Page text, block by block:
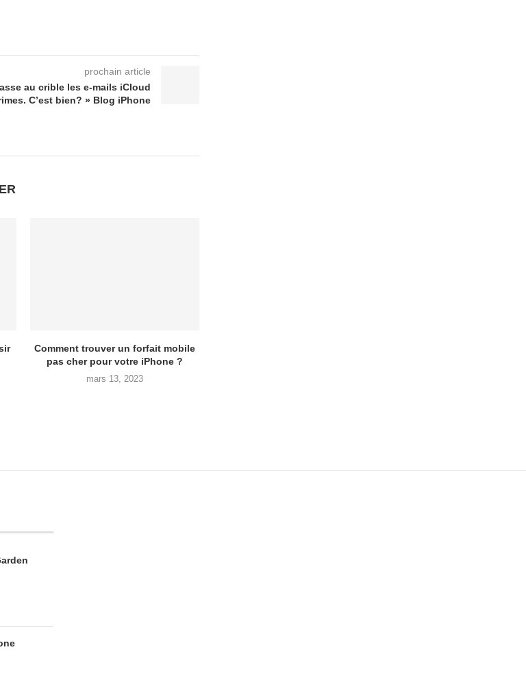
prochain article
au crible les e-mails iCloud
C’est bien? » Blog iPhone
Comment trouver un forfait mobile
pas cher pour votre iPhone ?
mars 13, 2023